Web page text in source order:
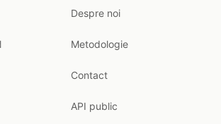
Despre noi
Metodologie
Contact
API public